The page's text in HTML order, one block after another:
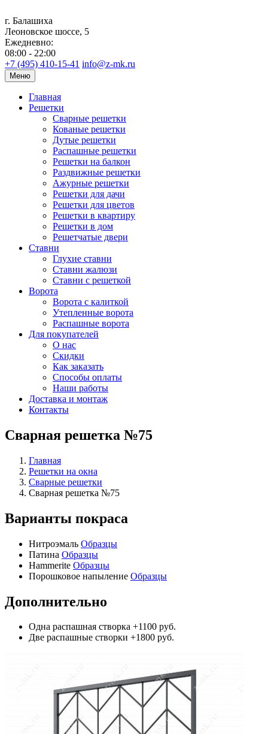
г. Балашиха
Леоновское шоссе, 5
Ежедневно:
08:00 - 22:00
+7 (495) 410-15-41 info@z-mk.ru
Меню
Главная
Решетки
Сварные решетки
Кованые решетки
Дутые решетки
Распашные решетки
Решетки на балкон
Раздвижные решетки
Ажурные решетки
Решетки для дачи
Решетки для цветов
Решетки в квартиру
Решетки в дом
Решетчатые двери
Ставни
Глухие ставни
Ставни жалюзи
Ставни с решеткой
Ворота
Ворота с калиткой
Утепленные ворота
Распашные ворота
Для покупателей
О нас
Скидки
Как заказать
Способы оплаты
Наши работы
Доставка и монтаж
Контакты
Сварная решетка №75
Главная
Решетки на окна
Сварные решетки
Сварная решетка №75
Варианты покраса
Нитроэмаль Образцы
Патина Образцы
Hammerite Образцы
Порошковое напыление Образцы
Дополнительно
Одна распашная створка +1100 руб.
Две распашные створки +1800 руб.